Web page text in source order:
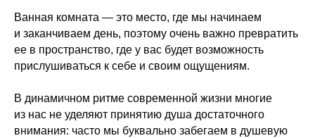
Ванная комната — это место, где мы начинаем
и заканчиваем день, поэтому очень важно превратить
ее в пространство, где у вас будет возможность
прислушиваться к себе и своим ощущениям.
В динамичном ритме современной жизни многие
из нас не уделяют принятию душа достаточного
внимания: часто мы буквально забегаем в душевую